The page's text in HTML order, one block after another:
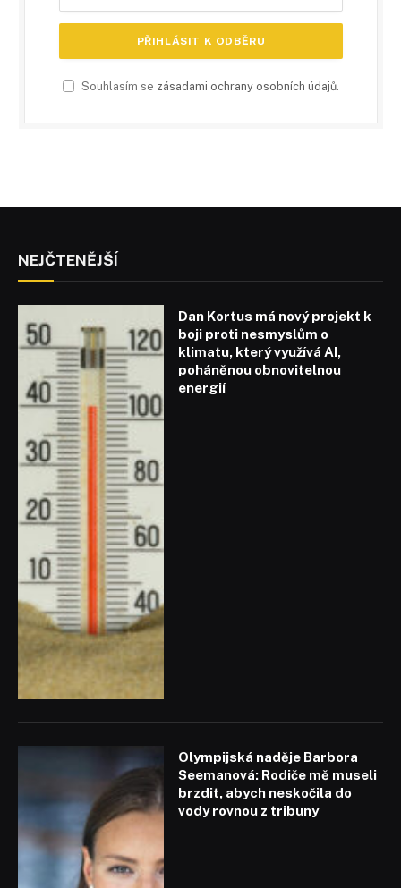
Souhlasím se zásadami ochrany osobních údajů
NEJČTENĚJŠÍ
Dan Kortus má nový projekt k
boji proti nesmyslům o
klimatu, který využívá AI,
poháněnou obnovitelnou
energií
Olympijská naděje Barbora
Seemanová: Rodiče mě museli
brzdit, abych neskočila do
vody rovnou z tribuny